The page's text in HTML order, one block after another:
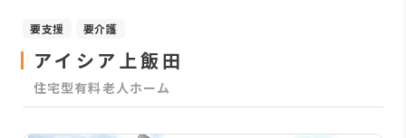
要支援 要介護
アイシア上飯田
住宅型有料老人ホーム